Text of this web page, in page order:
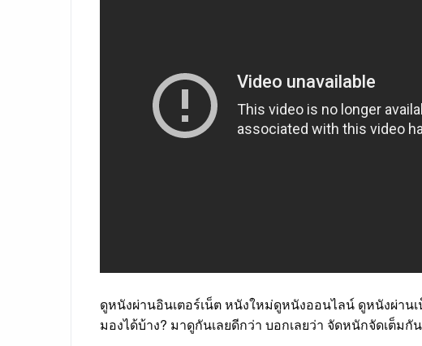
ดูหนังผ่านอินเตอร์เน็ต หนังใหม่ดูหนังออนไลน์ ดูหนังผ่าน
มองได้บ้าง? มาดูกันเลยดีกว่า บอกเลยว่า จัดหนักจัดเต็ม